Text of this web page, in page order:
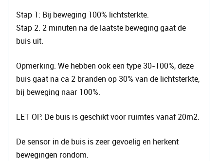
Stap 1: Bij beweging 100% lichtsterkte.​​
Stap 2: 2 minuten na de laatste beweging gaat de
buis uit.
Opmerking: We hebben ook een type 30-100%, deze
buis gaat na ca 2 branden op 30% van de lichtsterkte,
bij beweging naar 100%.
LET OP: De buis is geschikt voor ruimtes vanaf 20m2.
De sensor in de buis is zeer gevoelig en herkent
bewegingen rondom.